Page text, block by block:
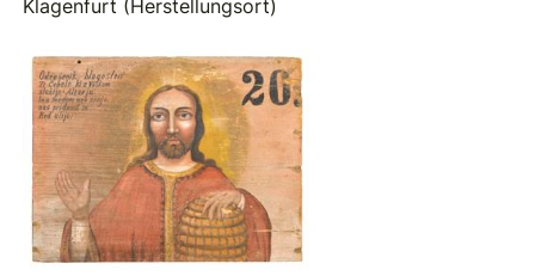
Klagenfurt (Herstellungsort)